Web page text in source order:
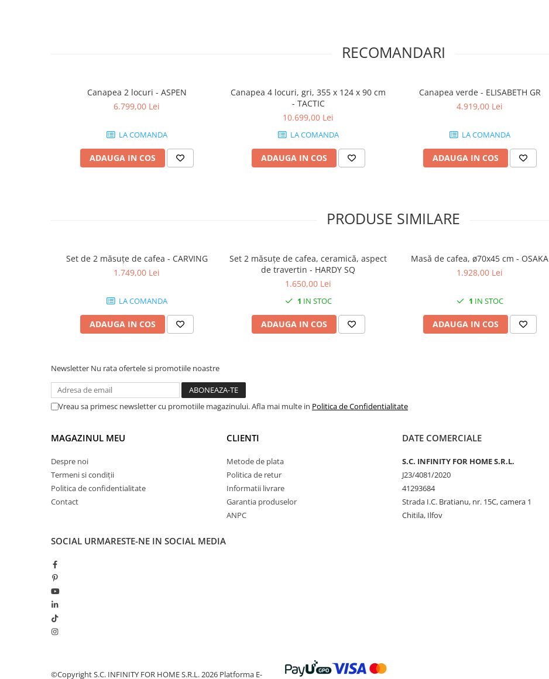
RECOMANDARI
Canapea 2 locuri - ASPEN
6.799,00 Lei
LA COMANDA
ADAUGA IN COS
Canapea 4 locuri, gri, 355 x 124 x 90 cm
- TACTIC
10.699,00 Lei
LA COMANDA
ADAUGA IN COS
Canapea verde - ELISABETH GR
4.919,00 Lei
LA COMANDA
ADAUGA IN COS
PRODUSE SIMILARE
Set de 2 măsuțe de cafea - CARVING
1.749,00 Lei
LA COMANDA
ADAUGA IN COS
Set 2 măsuțe de cafea, ceramică, aspect
de travertin - HARDY SQ
1.650,00 Lei
1 IN STOC
ADAUGA IN COS
Masă de cafea, ø70x45 cm - OSAKA
1.928,00 Lei
1 IN STOC
ADAUGA IN COS
Newsletter Nu rata ofertele si promotiile noastre
Vreau sa primesc newsletter cu promotiile magazinului. Afla mai multe in Politica de Confidentialitate
MAGAZINUL MEU
Despre noi
Termeni si condiții
Politica de confidentialitate
Contact
CLIENTI
Metode de plata
Politica de retur
Informatii livrare
Garantia produselor
ANPC
DATE COMERCIALE
S.C. INFINITY FOR HOME S.R.L.
J23/4081/2020
41293684
Strada I.C. Bratianu, nr. 15C, camera 1
Chitila, Ilfov
SOCIAL URMARESTE-NE IN SOCIAL MEDIA
©Copyright S.C. INFINITY FOR HOME S.R.L. 2026 Platforma E-